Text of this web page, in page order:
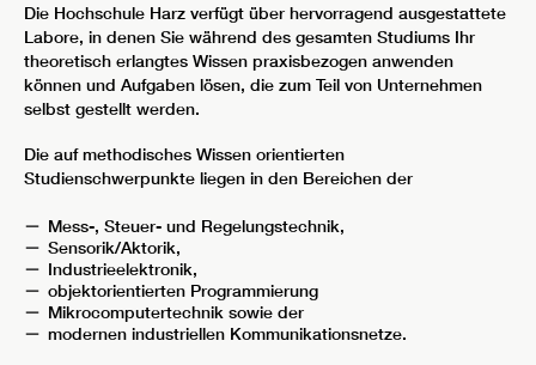
Die Hochschule Harz verfügt über hervorragend ausgestattete
Labore, in denen Sie während des gesamten Studiums Ihr
theoretisch erlangtes Wissen praxisbezogen anwenden
können und Aufgaben lösen, die zum Teil von Unternehmen
selbst gestellt werden.
Die auf methodisches Wissen orientierten
Studienschwerpunkte liegen in den Bereichen der
Mess-, Steuer- und Regelungstechnik,
Sensorik/Aktorik,
Industrieelektronik,
objektorientierten Programmierung
Mikrocomputertechnik sowie der
modernen industriellen Kommunikationsnetze.